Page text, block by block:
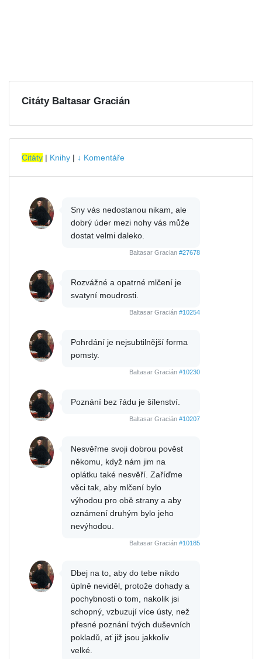
Citáty Baltasar Gracián
Citáty | Knihy | ↓ Komentáře
Sny vás nedostanou nikam, ale
dobrý úder mezi nohy vás může
dostat velmi daleko.
Baltasar Gracian #27678
Rozvážné a opatrné mlčení je
svatyní moudrosti.
Baltasar Gracián #10254
Pohrdání je nejsubtilnější forma
pomsty.
Baltasar Gracián #10230
Poznání bez řádu je šílenství.
Baltasar Gracián #10207
Nesvěřme svoji dobrou pověst
někomu, když nám jim na
oplátku také nesvěří. Zaříďme
věci tak, aby mlčení bylo
výhodou pro obě strany a aby
oznámení druhým bylo jeho
nevýhodou.
Baltasar Gracián #10185
Dbej na to, aby do tebe nikdo
úplně neviděl, protože dohady a
pochybnosti o tom, nakolik jsi
schopný, vzbuzují více ústy, než
přesné poznání tvých duševních
pokladů, ať již jsou jakkoliv
velké.